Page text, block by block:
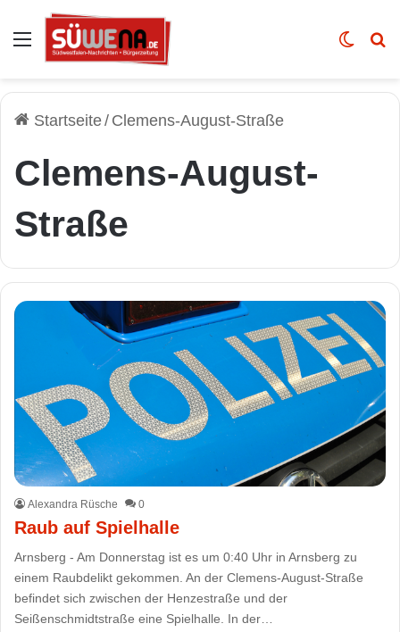
Auswahl Skin
Startseite/ Clemens-August-Straße
Clemens-August-
Straße
Alexandra Rüsche 0
Raub auf Spielhalle
Arnsberg - Am Donnerstag ist es um 0:40 Uhr in Arnsberg zu
einem Raubdelikt gekommen. An der Clemens-August-Straße
befindet sich zwischen der Henzestraße und der
Seißenschmidtstraße eine Spielhalle. In der…